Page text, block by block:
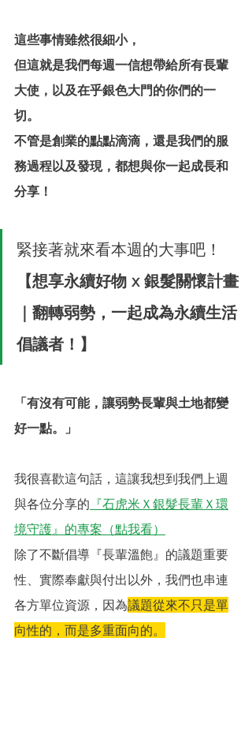
這些事情雖然很細小，
但這就是我們每週一信想帶給所有長輩
大使，以及在乎銀色大門的你們的一
切。
不管是創業的點點滴滴，還是我們的服
務過程以及發現，都想與你一起成長和
分享！
緊接著就來看本週的大事吧！
【想享永續好物 x 銀髮關懷計畫
｜翻轉弱勢，一起成為永續生活
倡議者！】
「有沒有可能，讓弱勢長輩與土地都變
好一點。」
我很喜歡這句話，這讓我想到我們上週
與各位分享的 『石虎米Ｘ銀髮長輩Ｘ環
境守護』的專案（點我看）
除了不斷倡導『長輩溫飽』的議題重要
性、實際奉獻與付出以外，我們也串連
各方單位資源，因為議題從來不只是單
向性的，而是多重面向的。